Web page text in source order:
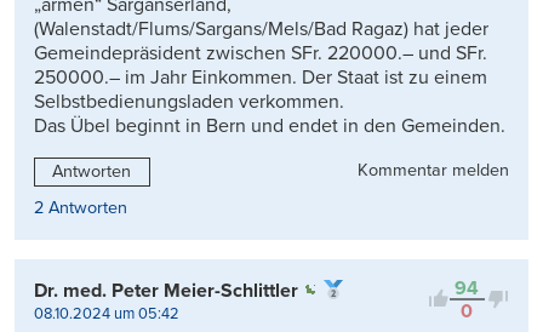
„armen“ Sarganserland,
(Walenstadt/Flums/Sargans/Mels/Bad Ragaz) hat jeder
Gemeindepräsident zwischen SFr. 220000.– und SFr.
250000.– im Jahr Einkommen. Der Staat ist zu einem
Selbstbedienungsladen verkommen.
Das Übel beginnt in Bern und endet in den Gemeinden.
Antworten
Kommentar melden
2 Antworten
94
0
Dr. med. Peter Meier-Schlittler
08.10.2024 um 05:42